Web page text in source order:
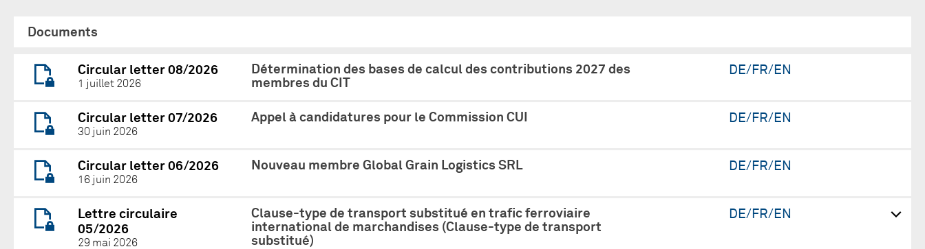
Documents
Circular letter 08/2026
1 juillet 2026
Détermination des bases de calcul des contributions 2027 des
membres du CIT
DE/FR/EN
Circular letter 07/2026
30 juin 2026
Appel à candidatures pour le Commission CUI DE/FR/EN
Circular letter 06/2026
16 juin 2026
Nouveau membre Global Grain Logistics SRL DE/FR/EN
Lettre circulaire
05/2026
29 mai 2026
Clause-type de transport substitué en trafic ferroviaire
international de marchandises (Clause-type de transport
substitué)
DE/FR/EN